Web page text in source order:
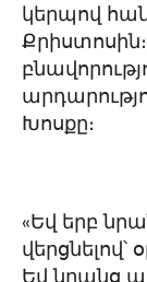
կերպով
Խոսքը։
«Եվ երբ
Եվ նրանց